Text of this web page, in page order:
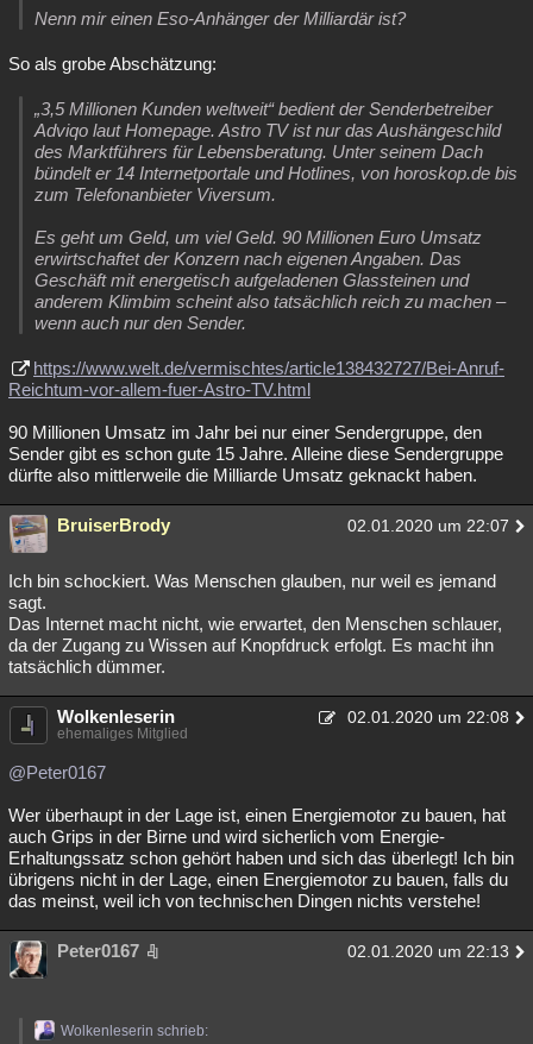
Nenn mir einen Eso-Anhänger der Milliardär ist?
So als grobe Abschätzung:
„3,5 Millionen Kunden weltweit“ bedient der Senderbetreiber
Adviqo laut Homepage. Astro TV ist nur das Aushängeschild
des Marktführers für Lebensberatung. Unter seinem Dach
bündelt er 14 Internetportale und Hotlines, von horoskop.de bis
zum Telefonanbieter Viversum.
Es geht um Geld, um viel Geld. 90 Millionen Euro Umsatz
erwirtschaftet der Konzern nach eigenen Angaben. Das
Geschäft mit energetisch aufgeladenen Glassteinen und
anderem Klimbim scheint also tatsächlich reich zu machen –
wenn auch nur den Sender.
https://www.welt.de/vermischtes/article138432727/Bei-Anruf-
Reichtum-vor-allem-fuer-Astro-TV.html
90 Millionen Umsatz im Jahr bei nur einer Sendergruppe, den
Sender gibt es schon gute 15 Jahre. Alleine diese Sendergruppe
dürfte also mittlerweile die Milliarde Umsatz geknackt haben.
BruiserBrody 02.01.2020 um 22:07
Ich bin schockiert. Was Menschen glauben, nur weil es jemand
sagt.
Das Internet macht nicht, wie erwartet, den Menschen schlauer,
da der Zugang zu Wissen auf Knopfdruck erfolgt. Es macht ihn
tatsächlich dümmer.
Wolkenleserin 02.01.2020 um 22:08
ehemaliges Mitglied
@Peter0167
Wer überhaupt in der Lage ist, einen Energiemotor zu bauen, hat
auch Grips in der Birne und wird sicherlich vom Energie-
Erhaltungssatz schon gehört haben und sich das überlegt! Ich bin
übrigens nicht in der Lage, einen Energiemotor zu bauen, falls du
das meinst, weil ich von technischen Dingen nichts verstehe!
Peter0167 02.01.2020 um 22:13
Wolkenleserin schrieb: